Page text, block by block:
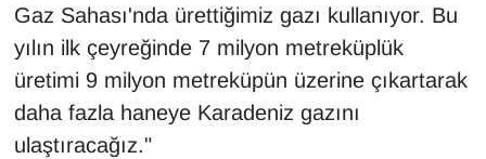
Gaz Sahası'nda ürettiğimiz gazı kullanıyor. Bu
yılın ilk çeyreğinde 7 milyon metreküplük
üretimi 9 milyon metreküpün üzerine çıkartarak
daha fazla haneye Karadeniz gazını
ulaştıracağız."
TEKNOLOJİ
Turizm
VAN'DA SPOR